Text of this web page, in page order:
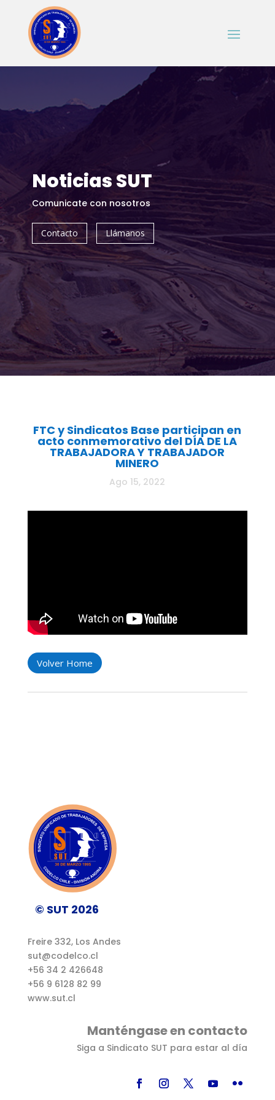
Noticias SUT
Comunicate con nosotros
Contacto Llámanos
FTC y Sindicatos Base participan en
acto conmemorativo del DÍA DE LA
TRABAJADORA Y TRABAJADOR
MINERO
Ago 15, 2022
Volver Home
© SUT 2026
Freire 332, Los Andes
sut@codelco.cl
+56 34 2 426648
+56 9 6128 82 99
www.sut.cl
Manténgase en contacto
Siga a Sindicato SUT para estar al día